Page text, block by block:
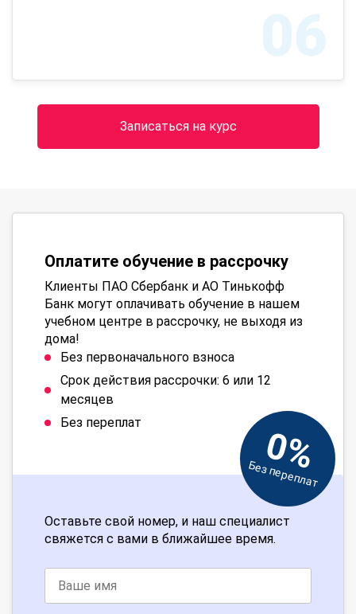
06
Записаться на курс
Оплатите обучение в рассрочку
Клиенты ПАО Сбербанк и АО Тинькофф
Банк могут оплачивать обучение в нашем
учебном центре в рассрочку, не выходя из
дома!
Без первоначального взноса
Срок действия рассрочки: 6 или 12
месяцев
Без переплат
0%
Без переплат
Оставьте свой номер, и наш специалист
свяжется с вами в ближайшее время.